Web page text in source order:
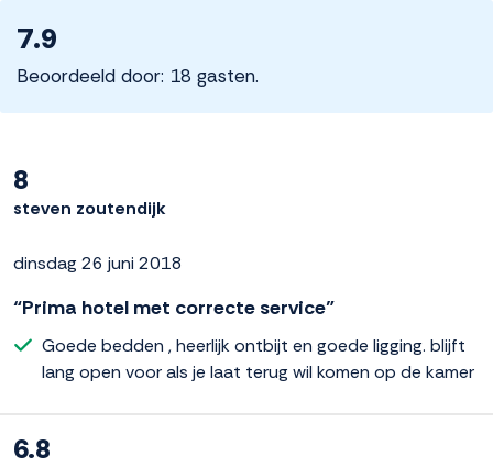
7.9
Beoordeeld door: 18 gasten.
8
steven zoutendijk
dinsdag 26 juni 2018
“Prima hotel met correcte service”
Goede bedden , heerlijk ontbijt en goede ligging. blijft
lang open voor als je laat terug wil komen op de kamer
6.8